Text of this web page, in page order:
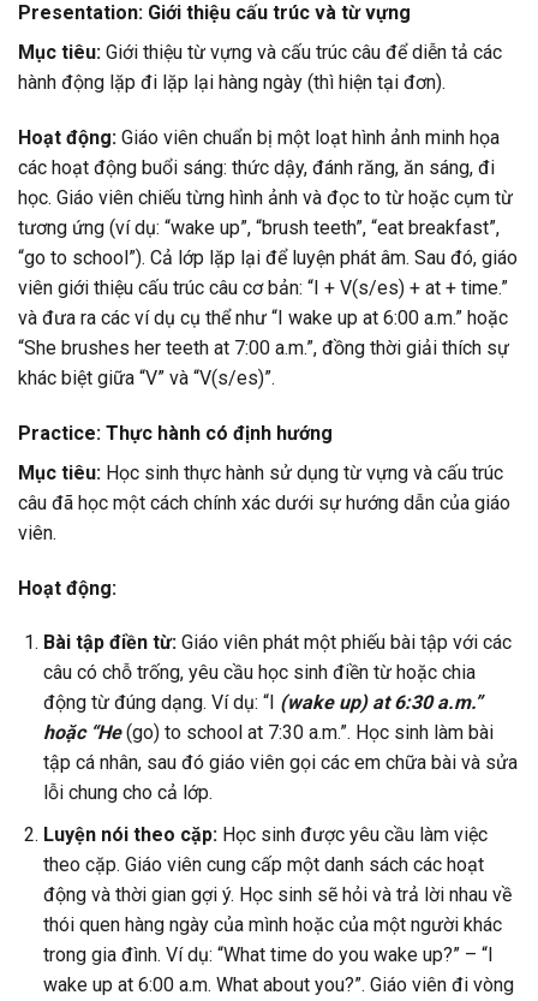
Presentation: Giới thiệu cấu trúc và từ vựng
Mục tiêu: Giới thiệu từ vựng và cấu trúc câu để diễn tả các
hành động lặp đi lặp lại hàng ngày (thì hiện tại đơn).
Hoạt động: Giáo viên chuẩn bị một loạt hình ảnh minh họa
các hoạt động buổi sáng: thức dậy, đánh răng, ăn sáng, đi
học. Giáo viên chiếu từng hình ảnh và đọc to từ hoặc cụm từ
tương ứng (ví dụ: “wake up”, “brush teeth”, “eat breakfast”,
“go to school”). Cả lớp lặp lại để luyện phát âm. Sau đó, giáo
viên giới thiệu cấu trúc câu cơ bản: “I + V(s/es) + at + time.”
và đưa ra các ví dụ cụ thể như “I wake up at 6:00 a.m.” hoặc
“She brushes her teeth at 7:00 a.m.”, đồng thời giải thích sự
khác biệt giữa “V” và “V(s/es)”.
Practice: Thực hành có định hướng
Mục tiêu: Học sinh thực hành sử dụng từ vựng và cấu trúc
câu đã học một cách chính xác dưới sự hướng dẫn của giáo
viên.
Hoạt động:
Bài tập điền từ:Giáo viên phát một phiếu bài tập với các
câu có chỗ trống, yêu cầu học sinh điền từ hoặc chia
động từ đúng dạng. Ví dụ: “I (wake up) at 6:30 a.m.”
hoặc “He(go) to school at 7:30 a.m.”. Học sinh làm bài
tập cá nhân, sau đó giáo viên gọi các em chữa bài và sửa
lỗi chung cho cả lớp.
Luyện nói theo cặp:Học sinh được yêu cầu làm việc
theo cặp. Giáo viên cung cấp một danh sách các hoạt
động và thời gian gợi ý. Học sinh sẽ hỏi và trả lời nhau về
thói quen hàng ngày của mình hoặc của một người khác
trong gia đình. Ví dụ: “What time do you wake up?” – “I
wake up at 6:00 a.m. What about you?”. Giáo viên đi vòng